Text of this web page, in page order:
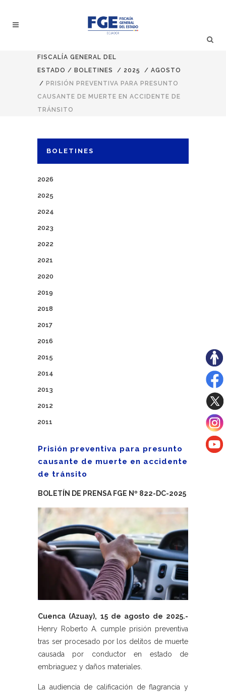
FISCALÍA GENERAL DEL
ESTADO / BOLETINES / 2025 / AGOSTO
/ PRISIÓN PREVENTIVA PARA PRESUNTO
CAUSANTE DE MUERTE EN ACCIDENTE DE
TRÁNSITO
BOLETINES
2026
2025
2024
2023
2022
2021
2020
2019
2018
2017
2016
2015
2014
2013
2012
2011
Prisión preventiva para presunto
causante de muerte en accidente
de tránsito
BOLETÍN DE PRENSA FGE Nº 822-DC-2025
Cuenca (Azuay), 15 de agosto de 2025.-
Henry Roberto A. cumple prisión preventiva
tras ser procesado por los delitos de muerte
causada por conductor en estado de
embriaguez y daños materiales.
La audiencia de calificación de flagrancia y